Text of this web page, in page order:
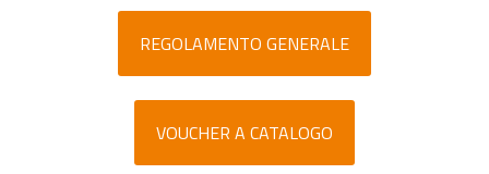
REGOLAMENTO GENERALE
VOUCHER A CATALOGO